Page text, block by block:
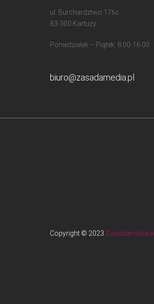
ul. Burchardztwo 176c
83-300 Kartuzy
Poniedziałek – Piątek: 8:00-16:00
biuro@zasadamedia.pl
Copyright © 2023 Zasadamedia.pl